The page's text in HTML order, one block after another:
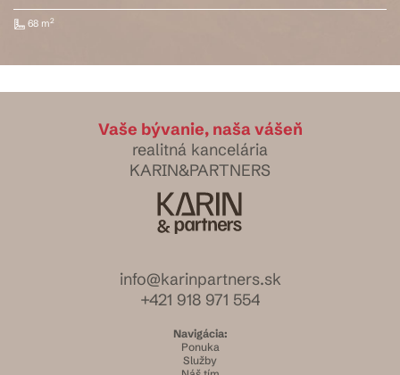
68 m2
Vaše bývanie, naša vášeň
realitná kancelária
KARIN&PARTNERS
info@karinpartners.sk
+421 918 971 554
Navigácia:
Ponuka
Služby